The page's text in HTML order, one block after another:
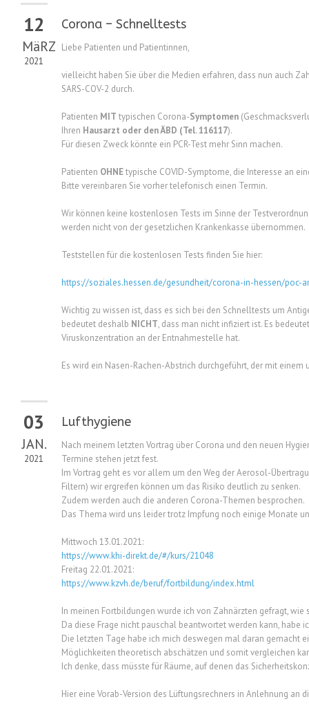
12
MäRZ
2021
Corona – Schnelltests
Liebe Patienten und Patientinnen,
vielleicht haben Sie über die Medien erfahren, dass nun auch
SARS-COV-2 durch.
Patienten MIT typischen Corona-Symptomen
Ihren Hausarzt oder den ÄBD (Tel. 116117).
Für diesen Zweck könnte ein PCR-Test mehr Sinn machen.
Patienten OHNEtypische COVID-Symptome, die Interesse an
Bitte vereinbaren Sie vorher telefonisch einen Termin.
Wir können keine kostenlosen Tests im Sinne der
werden nicht von der gesetzlichen Krankenkasse übernommen.
Teststellen für die kostenlosen Tests finden Sie hier:
https://soziales.hessen.de/gesundheit/corona-in-hessen/
Wichtig zu wissen ist, dass es sich bei den Schnelltests um
bedeutet deshalb NICHT, dass man nicht infiziert ist. Es
Viruskonzentration an der Entnahmestelle hat.
Es wird ein Nasen-Rachen-Abstrich durchgeführt, der mit
03
JAN.
2021
Lufthygiene
Nach meinem letzten Vortrag über Corona und den neuen
Termine stehen jetzt fest.
Im Vortrag geht es vor allem um den Weg der Aerosol-
Filtern) wir ergreifen können um das Risiko deutlich zu senken.
Zudem werden auch die anderen Corona-Themen besprochen.
Das Thema wird uns leider trotz Impfung noch einige Monate
Mittwoch 13.01.2021:
https://www.khi-direkt.de/#/kurs/21048
Freitag 22.01.2021:
https://www.kzvh.de/beruf/fortbildung/index.html
In meinen Fortbildungen wurde ich von Zahnärzten gefragt, wie
Da diese Frage nicht pauschal beantwortet werden kann, habe
Die letzten Tage habe ich mich deswegen mal daran gemacht
Möglichkeiten theoretisch abschätzen und somit vergleichen
Ich denke, dass müsste für Räume, auf denen das
Hier eine Vorab-Version des Lüftungsrechners in Anlehnung an